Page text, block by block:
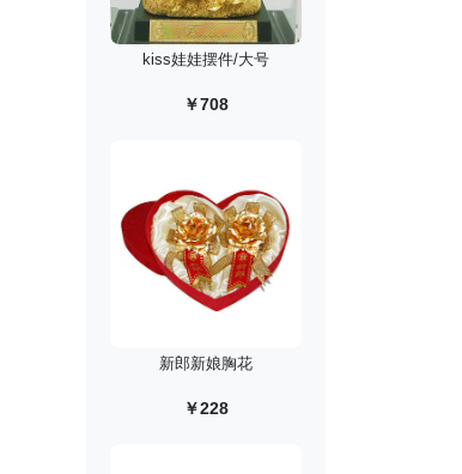
kiss娃娃摆件/大号
￥708
新郎新娘胸花
￥228